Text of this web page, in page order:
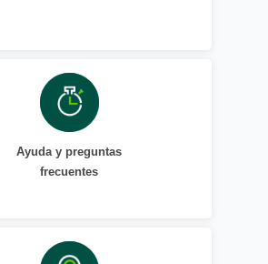
Ayuda y preguntas
frecuentes